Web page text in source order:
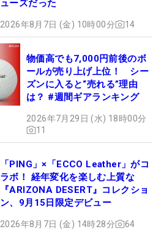
ューズだった
2026年8月7日 (金) 10時00分 14
物価高でも7,000円前後のボ
ールが売り上げ上位！ シー
ズンに入ると“売れる”理由
は？ #週間ギアランキング
2026年7月29日 (水) 18時00分
11
「PING」×「ECCO Leather」がコ
ラボ！ 経年変化を楽しむ上質な
『ARIZONA DESERT』コレクショ
ン、9月15日限定デビュー
2026年8月7日 (金) 14時28分 64